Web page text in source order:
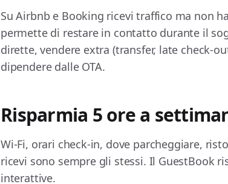
Su Airbnb e Booking ricevi traffico ma non
permette di restare in contatto durante il
dirette, vendere extra (transfer, late check-
dipendere dalle OTA.
Risparmia 5 ore a
Wi-Fi, orari check-in, dove parcheggiare,
ricevi sono sempre gli stessi. Il GuestBook
interattive.